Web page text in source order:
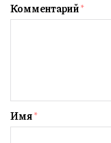
Комментарий*
Имя*